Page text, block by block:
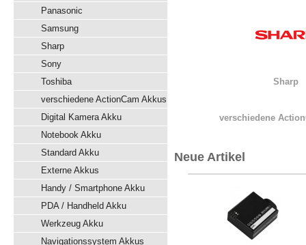
Panasonic
Samsung
Sharp
Sony
Toshiba
verschiedene ActionCam Akkus
Digital Kamera Akku
Notebook Akku
Standard Akku
Externe Akkus
Handy / Smartphone Akku
PDA / Handheld Akku
Werkzeug Akku
Navigationssystem Akkus
Sharp
verschiedene
Neue Artikel